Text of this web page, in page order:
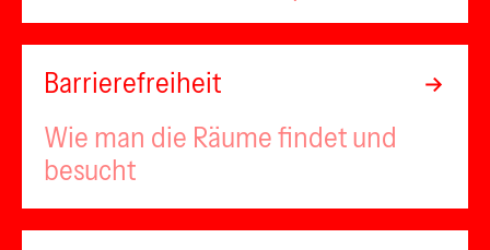
Barrierefreiheit
Wie man die Räume findet und
besucht